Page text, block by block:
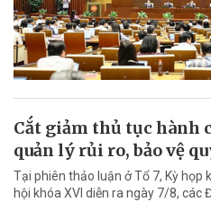
Cắt giảm thủ tục hành
quản lý rủi ro, bảo vệ
Tại phiên thảo luận ở Tổ 7, Kỳ
hội khóa XVI diễn ra ngày 7/8, các